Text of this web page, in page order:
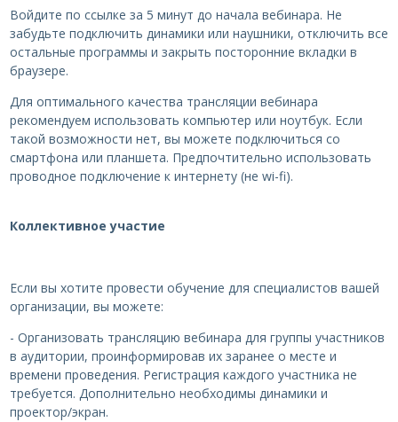
Войдите по ссылке за 5 минут до начала вебинара. Не
забудьте подключить динамики или наушники, отключить все
остальные программы и закрыть посторонние вкладки в
браузере.
Для оптимального качества трансляции вебинара
рекомендуем использовать компьютер или ноутбук. Если
такой возможности нет, вы можете подключиться со
смартфона или планшета. Предпочтительно использовать
проводное подключение к интернету (не wi-fi).
Коллективное участие
Если вы хотите провести обучение для специалистов вашей
организации, вы можете:
- Организовать трансляцию вебинара для группы участников
в аудитории, проинформировав их заранее о месте и
времени проведения. Регистрация каждого участника не
требуется. Дополнительно необходимы динамики и
проектор/экран.